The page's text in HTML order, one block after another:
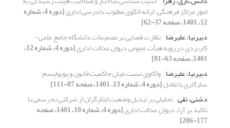
امور مراکز فرهنگی؛ ارائه الگوی مطلوب دادرسی اداری [دوره 4، شماره
12، 1401، صفحه 37-62]
دبیرنیا، علیرضا نظارت قضایی بر تصمیمات دانشگاه جامع علمی-
کاربردی در رویه هیأت عمومی دیوان عدالت اداری [دوره 4، شماره 12،
1401، صفحه 63-81]
دبیرنیا، علیرضا واکاوی نسبت میان حاکمیت قانون و پوپولیسم:
سازگاری یا تقابل[دوره 4، شماره 13، 1401، صفحه 87-111]
دشتی، تقی تحلیلی بر تبدیل وضعیت ایثارگران از شرکتی به رسمی با
تاکید بر آراء دیوان عدالت اداری [دوره 4، شماره 10، 1401، صفحه
177-206]